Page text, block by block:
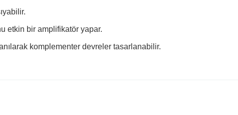
etkin bir amplifikatör yapar.
komplementer devreler tasarlanabilir.